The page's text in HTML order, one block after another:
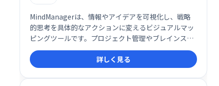
MindManagerは、情報やアイデアを可視化し、戦略
的思考を具体的なアクションに変えるビジュアルマッ
ピングツールです。プロジェクト管理やブレインスト
ーミング、戦略計画など、複雑な情報を整理し、生産
性を劇的に向上させます。詳しく見る